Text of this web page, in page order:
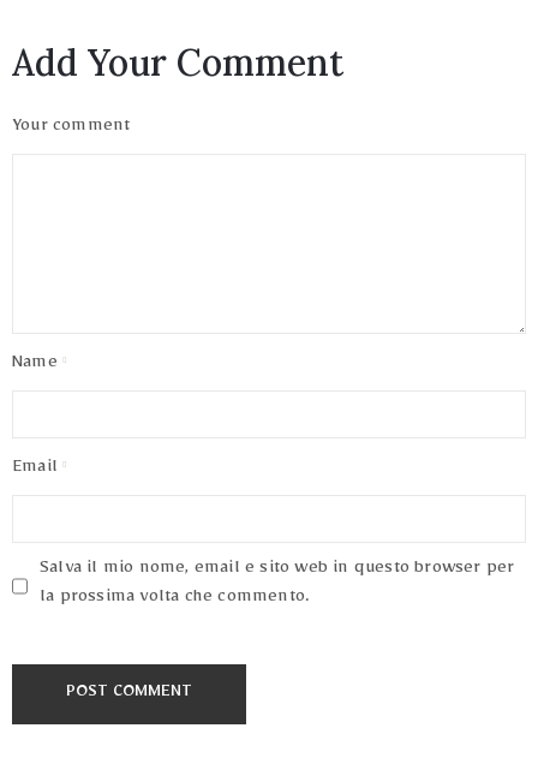
Add Your Comment
Your comment
Name
Email
Salva il mio nome, email e sito web in questo browser per
la prossima volta che commento.